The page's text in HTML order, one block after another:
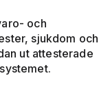
och
sjukdom och
ut attesterade